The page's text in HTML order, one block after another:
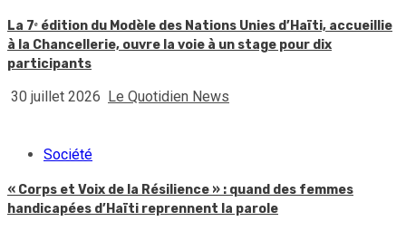
La 7ᵉ édition du Modèle des Nations Unies d’Haïti, accueillie
à la Chancellerie, ouvre la voie à un stage pour dix
participants
30 juillet 2026 Le Quotidien News
Société
« Corps et Voix de la Résilience » : quand des femmes
handicapées d’Haïti reprennent la parole